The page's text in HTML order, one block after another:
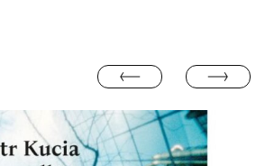
GALERII SIC! BWA WROCŁAW
KSIĄŻKA DR